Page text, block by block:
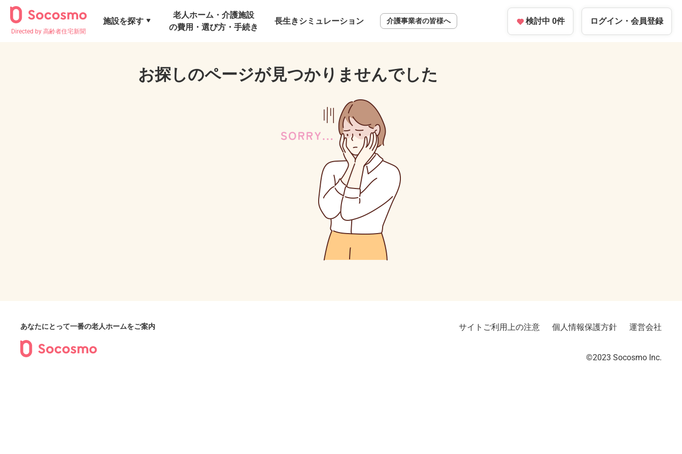
Directed by 高齢者住宅新聞
施設を探す
老人ホーム・介護施設
の費用・選び方・手続き
長生きシミュレーション 介護事業者の皆様へ 検討中 0件 ログイン・ 会員登録
お探しのページが見つかりませんでした
あなたにとって一番の老人ホームをご案内 サイトご利用上の注意 個人情報保護方針 運営会社
©2023︎ Socosmo Inc.